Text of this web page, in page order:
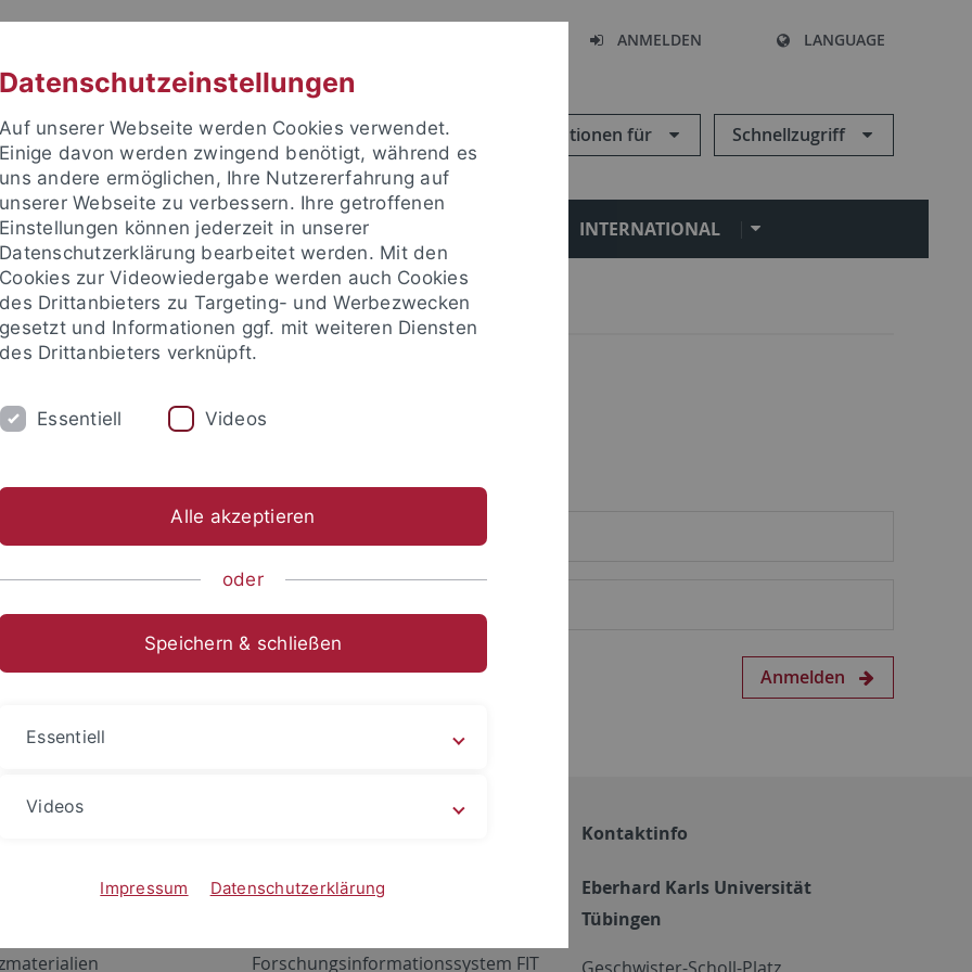
ANMELDEN LANGUAGE
Informationen für Schnellzugriff
FORSCHUNG EINRICHTUNGEN INTERNATIONAL
um sich anzumelden:
Anmelden
Netzwerk
ALMA
Forschungsinformationssystem FIT
Kontaktinfo
Eberhard Karls Universität
Tübingen
Datenschutzeinstellungen
Auf unserer Webseite werden Cookies verwendet.
Einige davon werden zwingend benötigt, während es
uns andere ermöglichen, Ihre Nutzererfahrung auf
unserer Webseite zu verbessern. Ihre getroffenen
Einstellungen können jederzeit in unserer
Datenschutzerklärung bearbeitet werden. Mit den
Cookies zur Videowiedergabe werden auch Cookies
des Drittanbieters zu Targeting- und Werbezwecken
gesetzt und Informationen ggf. mit weiteren Diensten
des Drittanbieters verknüpft.
Essentiell Videos
Alle akzeptieren
oder
Speichern & schließen
Essentiell
Videos
Impressum Datenschutzerklärung